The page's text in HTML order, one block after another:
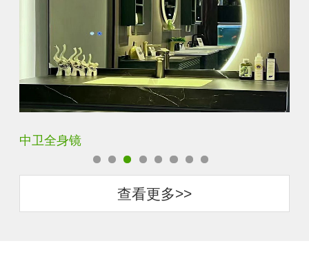
中卫全身镜
查看更多>>